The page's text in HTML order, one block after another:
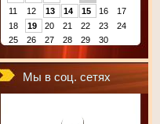
11
12 13 14 15 16
17
18
19 20 21 22 23
24
25
26 27 28 29 30
Мы в соц. сетях